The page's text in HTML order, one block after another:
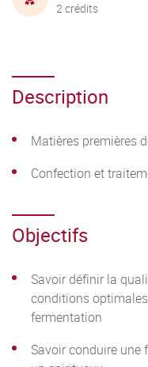
2 crédits
Description
Matières premières
Confection et
Objectifs
Savoir définir la
conditions
fermentation
Savoir conduire une